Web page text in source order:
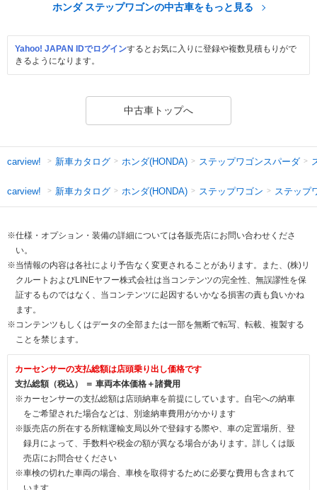
ホンダ ステップワゴンの中古車をもっと見る
Yahoo! JAPAN IDでログインするとお気に入りに登録や複数見積もりがで
きるようになります。
中古車トップへ
carview! 新車カタログ ホンダ(HONDA) ステップワゴンスパーダ
carview! 新車カタログ ホンダ(HONDA) ステップワゴン ステップ
※仕様・オプション・装備の詳細については各販売店にお問い合わせくださ
い。
※当情報の内容は各社により予告なく変更されることがあります。また、(株)リ
クルートおよびLINEヤフー株式会社は当コンテンツの完全性、無誤謬性を保
証するものではなく、当コンテンツに起因するいかなる損害の責も負いかね
ます。
※コンテンツもしくはデータの全部または一部を無断で転写、転載、複製する
ことを禁じます。
カーセンサーの支払総額は店頭乗り出し価格です
支払総額（税込） ＝ 車両本体価格＋諸費用
※カーセンサーの支払総額は店頭納車を前提にしています。自宅への納車
をご希望された場合などは、別途納車費用がかかります
※販売店の所在する所轄運輸支局以外で登録する際や、車の定置場所、登
録月によって、手数料や税金の額が異なる場合があります。詳しくは販
売店にお問合せください
※車検の切れた車両の場合、車検を取得するために必要な費用も含まれて
います